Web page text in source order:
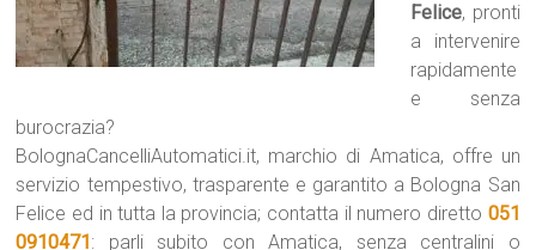
Felice, pronti
a intervenire
rapidamente
e senza
burocrazia?
BolognaCancelliAutomatici.it, marchio di Amatica, offre un
servizio tempestivo, trasparente e garantito a Bologna San
Felice ed in tutta la provincia; contatta il numero diretto 051
0910471: parli subito con Amatica, senza centralini o